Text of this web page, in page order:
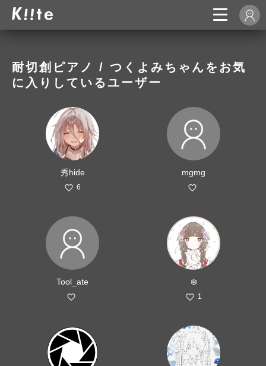
耐切創ピアノ / つくよみちゃんをお気
に入りしているユーザー
秀hide
6
mgmg
Tool_ate ❄️
1